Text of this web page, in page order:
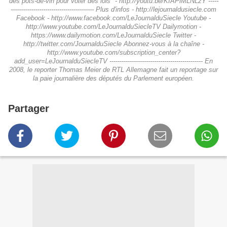
-----------------------------------­­------ Plus d'infos - http://lejournaldusiecle.com
Facebook - http://www.facebook.com/LeJournalduSiecle Youtube -
http://www.youtube.com/LeJournalduSiecleTV Dailymotion -
https://www.dailymotion.com/LeJournalduSiecle Twitter -
http://twitter.com/JournalduSiecle Abonnez-vous à la chaîne -
http://www.youtube.com/subscription_center?
add_user=LeJournalduSiecleTV ----------------------------------------­­------ En
2008, le reporter Thomas Meier de RTL Allemagne fait un reportage sur
la paie journalière des députés du Parlement européen.
Partager